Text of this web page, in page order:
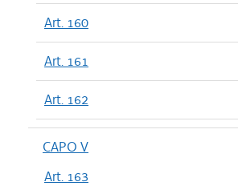
Art. 160
Art. 161
Art. 162
CAPO V
Art. 163